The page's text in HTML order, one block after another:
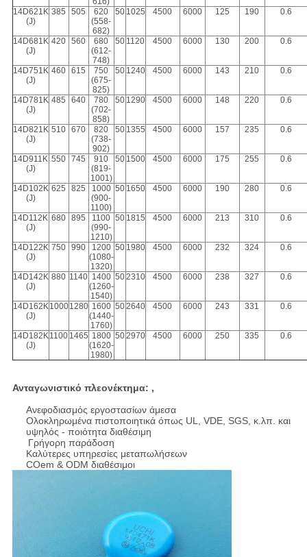
14D621K
(J)
385 505
620
(558-
682)
50 1025 4500 6000 125 190 0.6
14D681K
(J)
420 560
680
(612-
748)
50 1120 4500 6000 130 200 0.6
14D751K
(J)
460 615
750
(675-
825)
50 1240 4500 6000 143 210 0.6
14D781K
(J)
485 640
780
(702-
858)
50 1290 4500 6000 148 220 0.6
14D821K
(J)
510 670
820
(738-
902)
50 1355 4500 6000 157 235 0.6
14D911K
(J)
550 745
910
(819-
1001)
50 1500 4500 6000 175 255 0.6
14D102K
(J)
625 825
1000
(900-
1100)
50 1650 4500 6000 190 280 0.6
14D112K
(J)
680 895
1100
(990-
1210)
50 1815 4500 6000 213 310 0.6
14D122K
(J)
750 990
1200
(1080-
1320)
50 1980 4500 6000 232 324 0.6
14D142K
(J)
880 1140 1400
(1260-
1540)
502310 4500 6000 238 327 0.6
14D162K
(J)
10001280 1600
(1440-
1760)
502640 4500 6000 243 331 0.6
14D182K
(J)
1100 1465 1800
(1620-
1980)
502970 4500 6000 250 335 0.6
Ανταγωνιστικό πλεονέκτημα: ,
Ανεφοδιασμός εργοστασίων άμεσα
Ολοκληρωμένα πιστοποιητικά όπως UL, VDE, SGS, κ.λπ. και
υψηλός - ποιότητα διαθέσιμη
Γρήγορη παράδοση
Καλύτερες υπηρεσίες μεταπωλήσεων
COem & ODM διαθέσιμοι